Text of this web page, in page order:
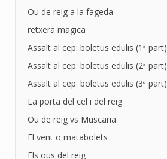
Ou de reig a la fageda
retxera magica
Assalt al cep: boletus edulis (1ª part)
Assalt al cep: boletus edulis (2ª part)
Assalt al cep: boletus edulis (3ª part)
La porta del cel i del reig
Ou de reig vs Muscaria
El vent o matabolets
Els ous del reig